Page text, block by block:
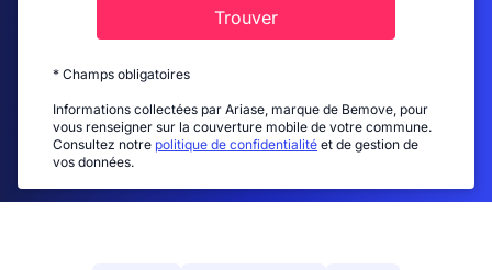
Trouver
* Champs obligatoires
Informations collectées par Ariase, marque de Bemove, pour
vous renseigner sur la couverture mobile de votre commune.
Consultez notre politique de confidentialité et de gestion de
vos données.